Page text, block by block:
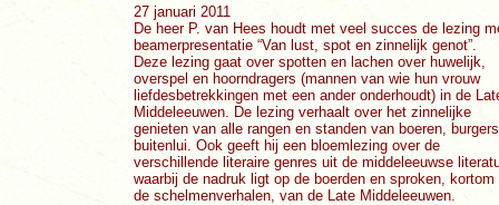
27 januari 2011
De heer P. van Hees houdt met veel succes de lezing
beamerpresentatie “Van lust, spot en zinnelijk genot”.
Deze lezing gaat over spotten en lachen over huwelijk,
overspel en hoorndragers (mannen van wie hun vrouw
liefdesbetrekkingen met een ander onderhoudt) in de
Middeleeuwen. De lezing verhaalt over het zinnelijke
genieten van alle rangen en standen van boeren,
buitenlui. Ook geeft hij een bloemlezing over de
verschillende literaire genres uit de middeleeuwse
waarbij de nadruk ligt op de boerden en sproken, kortom
de schelmenverhalen, van de Late Middeleeuwen.